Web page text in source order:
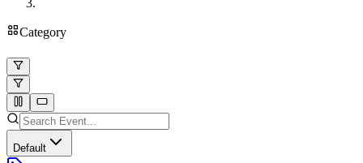
Category
Default